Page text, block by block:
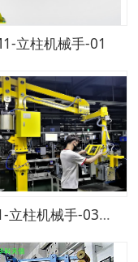
立柱机械手-01
HM1-立柱机械手-03-180KGF_LI